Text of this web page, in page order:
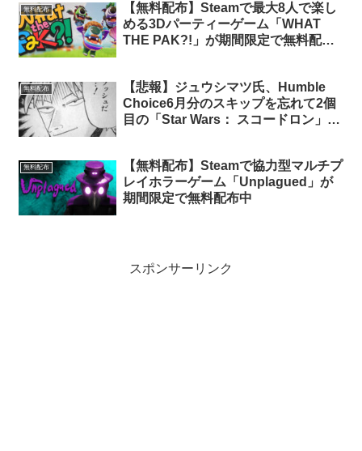
無料配布
【無料配布】Steamで最大8人で楽し
める3Dパーティーゲーム「WHAT
THE PAK?!」が期間限定で無料配布
無料配布
【悲報】ジュウシマツ氏、Humble
Choice6月分のスキップを忘れて2個
目の「Star Wars： スコードロン」を
無料配布
【無料配布】Steamで協力型マルチプ
レイホラーゲーム「Unplagued」が
期間限定で無料配布中
スポンサーリンク